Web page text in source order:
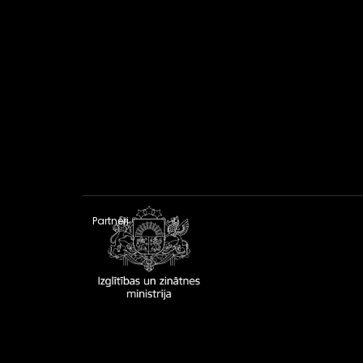
Partneri